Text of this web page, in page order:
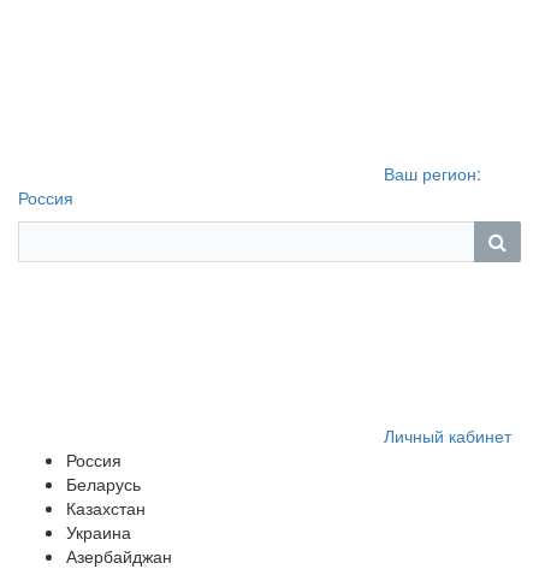
Ваш регион:
Россия
Личный кабинет
Россия
Беларусь
Казахстан
Украина
Азербайджан